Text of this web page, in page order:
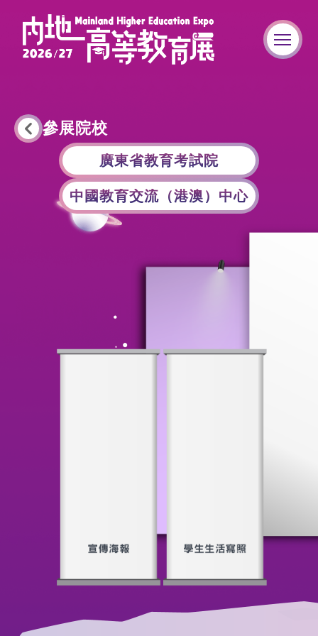
參展院校
廣東省教育考試院
中國教育交流（港澳）中心